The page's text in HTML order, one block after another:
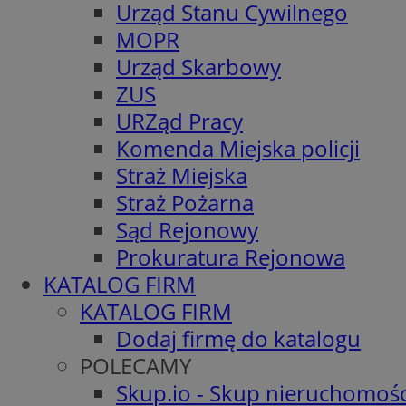
Urząd Stanu Cywilnego
MOPR
Urząd Skarbowy
ZUS
URZąd Pracy
Komenda Miejska policji
Straż Miejska
Straż Pożarna
Sąd Rejonowy
Prokuratura Rejonowa
KATALOG FIRM
KATALOG FIRM
Dodaj firmę do katalogu
POLECAMY
Skup.io - Skup